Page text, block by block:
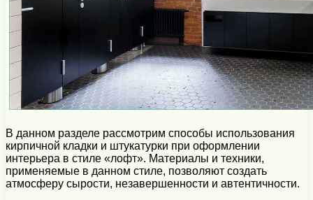
В данном разделе рассмотрим способы использования
кирпичной кладки и штукатурки при оформлении
интерьера в стиле «лофт». Материалы и техники,
применяемые в данном стиле, позволяют создать
атмосферу сырости, незавершенности и автентичности.